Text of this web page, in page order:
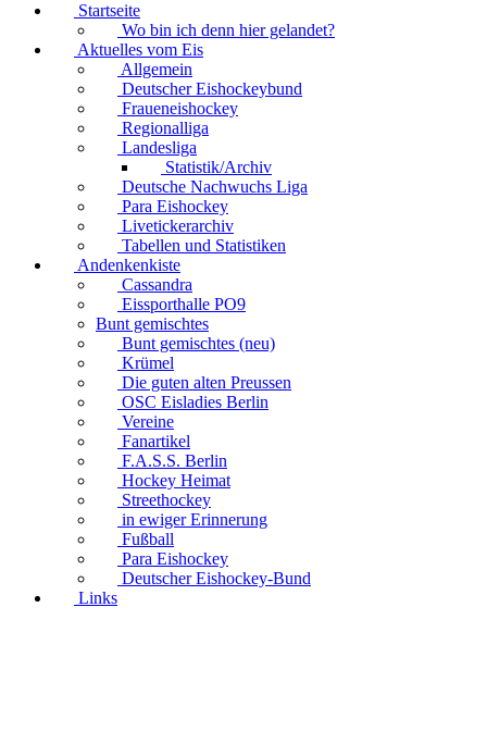
Startseite
Wo bin ich denn hier gelandet?
Aktuelles vom Eis
Allgemein
Deutscher Eishockeybund
Fraueneishockey
Regionalliga
Landesliga
Statistik/Archiv
Deutsche Nachwuchs Liga
Para Eishockey
Livetickerarchiv
Tabellen und Statistiken
Andenkenkiste
Cassandra
Eissporthalle PO9
Bunt gemischtes
Bunt gemischtes (neu)
Krümel
Die guten alten Preussen
OSC Eisladies Berlin
Vereine
Fanartikel
F.A.S.S. Berlin
Hockey Heimat
Streethockey
in ewiger Erinnerung
Fußball
Para Eishockey
Deutscher Eishockey-Bund
Links